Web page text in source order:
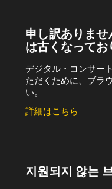
申し訳ありま
は古くなってお
デジタル・コンサー
ただくために、ブラ
い。
詳細はこちら
지원되지 않는